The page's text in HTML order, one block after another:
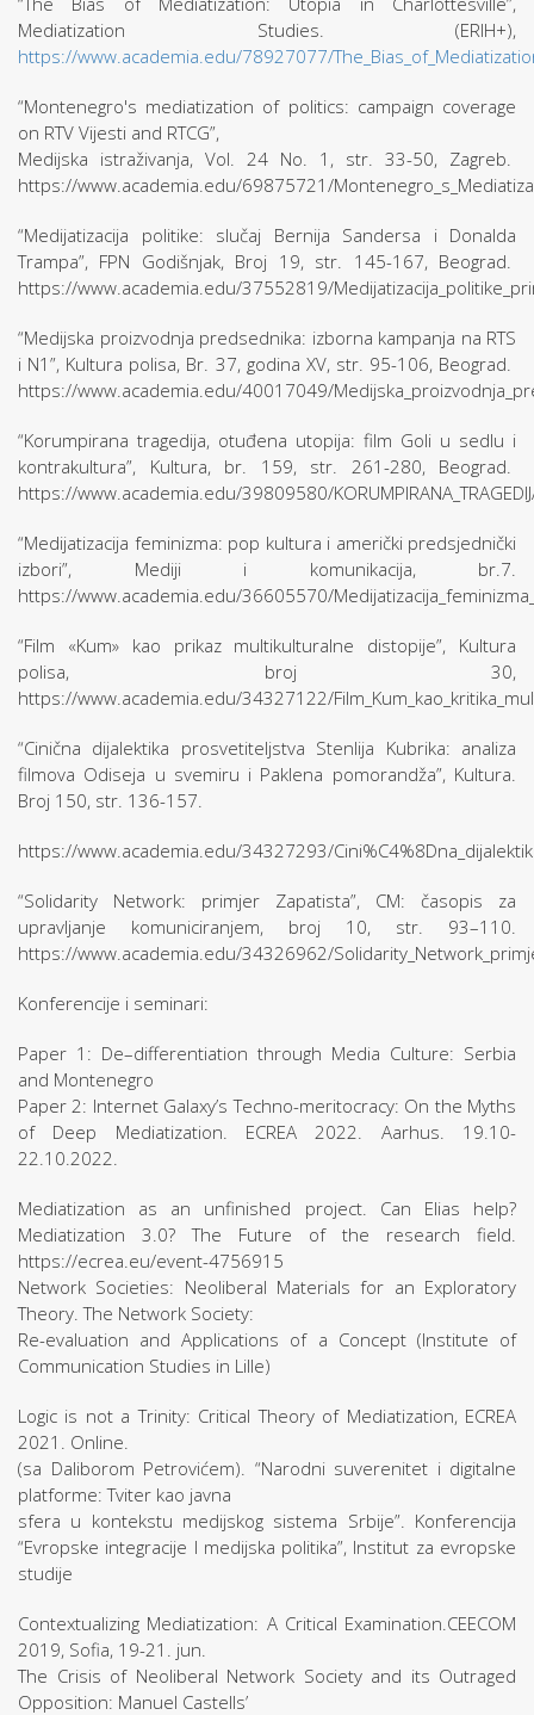
Mediatization Studies. (ERIH+),
https://www.academia.edu/78927077/
“Montenegro's mediatization of politics: campaign coverage
on RTV Vijesti and RTCG”,
Medijska istraživanja, Vol. 24 No. 1, str. 33-50, Zagreb.
https://www.academia.edu/69875721/
“Medijatizacija politike: slučaj Bernija Sandersa i Donalda
Trampa”, FPN Godišnjak, Broj 19, str. 145-167, Beograd.
https://www.academia.edu/37552819/
“Medijska proizvodnja predsednika: izborna kampanja na RTS
i N1”, Kultura polisa, Br. 37, godina XV, str. 95-106, Beograd.
https://www.academia.edu/40017049/
“Korumpirana tragedija, otuđena utopija: film Goli u sedlu i
kontrakultura”, Kultura, br. 159, str. 261-280, Beograd.
https://www.academia.edu/39809580/
“Medijatizacija feminizma: pop kultura i američki predsjednički
izbori”, Mediji i komunikacija, br.7.
https://www.academia.edu/36605570/
“Film «Kum» kao prikaz multikulturalne distopije”, Kultura
polisa, broj 30,
https://www.academia.edu/34327122/
“Cinična dijalektika prosvetiteljstva Stenlija Kubrika: analiza
filmova Odiseja u svemiru i Paklena pomorandža”, Kultura.
Broj 150, str. 136-157.
https://www.academia.edu/34327293/
“Solidarity Network: primjer Zapatista”, CM: časopis za
upravljanje komuniciranjem, broj 10, str. 93–110.
https://www.academia.edu/34326962/
Konferencije i seminari:
Paper 1: De–differentiation through Media Culture: Serbia
and Montenegro
Paper 2: Internet Galaxy’s Techno-meritocracy: On the Myths
of Deep Mediatization. ECREA 2022. Aarhus. 19.10-
22.10.2022.
Mediatization as an unfinished project. Can Elias help?
Mediatization 3.0? The Future of the research field.
https://ecrea.eu/event-4756915
Network Societies: Neoliberal Materials for an Exploratory
Theory. The Network Society:
Re-evaluation and Applications of a Concept (Institute of
Communication Studies in Lille)
Logic is not a Trinity: Critical Theory of Mediatization, ECREA
2021. Online.
(sa Daliborom Petrovićem). “Narodni suverenitet i digitalne
platforme: Tviter kao javna
sfera u kontekstu medijskog sistema Srbije”. Konferencija
“Evropske integracije I medijska politika”, Institut za evropske
studije
Contextualizing Mediatization: A Critical Examination.CEECOM
2019, Sofia, 19-21. jun.
The Crisis of Neoliberal Network Society and its Outraged
Opposition: Manuel Castells’